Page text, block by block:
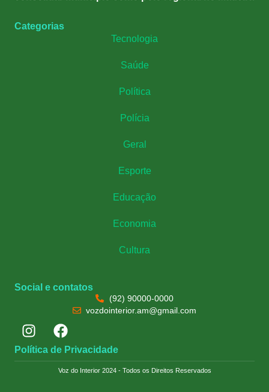
Categorias
Tecnologia
Saúde
Política
Polícia
Geral
Esporte
Educação
Economia
Cultura
Social e contatos
(92) 90000-0000
vozdointerior.am@gmail.com
Política de Privacidade
Voz do Interior 2024 - Todos os Direitos Reservados